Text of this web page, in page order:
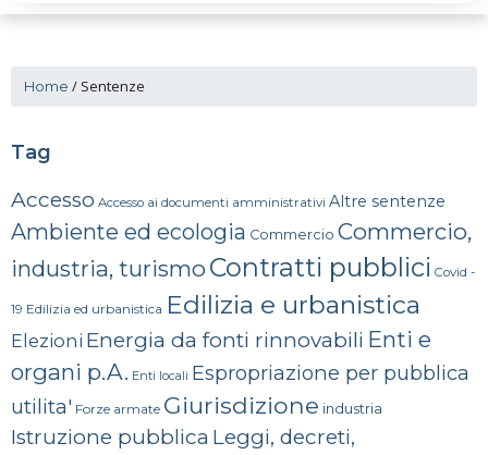
Home / Sentenze
Tag
Accesso Accesso ai documenti amministrativi Altre sentenze
Ambiente ed ecologia Commercio Commercio,
industria, turismo Contratti pubblici Covid -
19 Edilizia ed urbanistica Edilizia e urbanistica
Elezioni Energia da fonti rinnovabili Enti e
organi p.A. Enti locali Espropriazione per pubblica
utilita' Forze armate Giurisdizione industria
Istruzione pubblica Leggi, decreti,